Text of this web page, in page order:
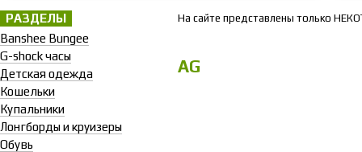
На сайте представлены только
AG
РАЗДЕЛЫ
Banshee Bungee
G-shock часы
Детская одежда
Кошельки
Купальники
Лонгборды и круизеры
Обувь